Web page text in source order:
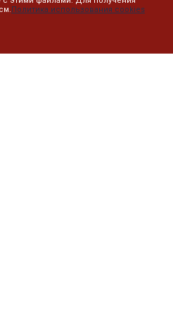
Политика использования cookies